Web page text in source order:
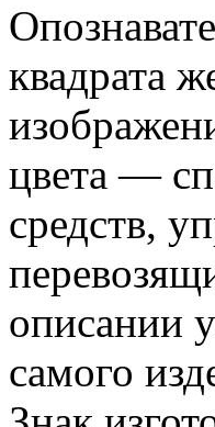
квадрата
цвета —
средств,
описании
самого